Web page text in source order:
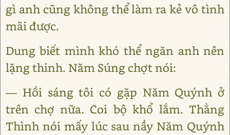
gì anh cũng không thể làm ra kẻ vô tình
mãi được.
Dung biết mình khó thể ngăn anh nên
lặng thinh. Năm Súng chợt nói:
— Hồi sáng tôi có gặp Năm Quýnh ở
trên chợ nữa. Coi bộ khổ lắm. Thằng
Thình nói mấy lúc sau nầy Năm Quýnh